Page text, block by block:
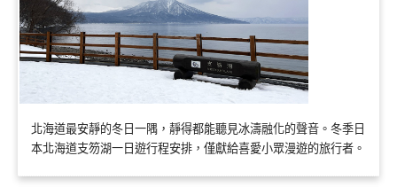
北海道最安靜的冬日一隅，靜得都能聽見冰濤融化的聲音。冬季日
本北海道支笏湖一日遊行程安排，僅獻給喜愛小眾漫遊的旅行者。